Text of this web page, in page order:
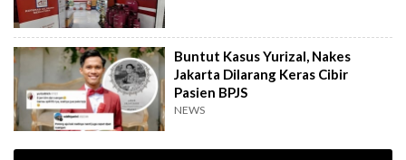
Buntut Kasus Yurizal, Nakes
Jakarta Dilarang Keras Cibir
Pasien BPJS
NEWS